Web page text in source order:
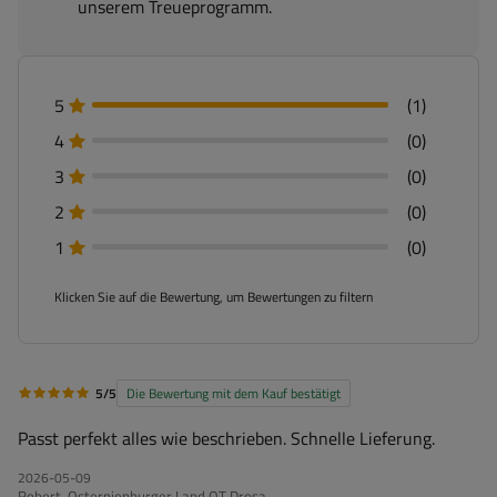
unserem Treueprogramm.
5
(1)
4
(0)
3
(0)
2
(0)
1
(0)
Klicken Sie auf die Bewertung, um Bewertungen zu filtern
5/5 Die Bewertung mit dem Kauf bestätigt
Passt perfekt alles wie beschrieben. Schnelle Lieferung.
2026-05-09